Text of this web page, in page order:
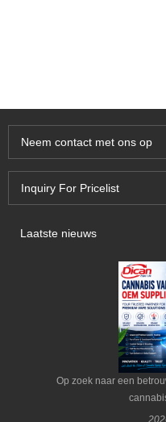
Neem contact met ons op
Inquiry For Pricelist
Laatste nieuws
Op zoek naar een